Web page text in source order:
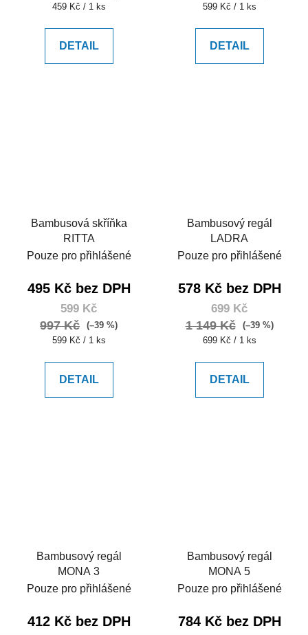
Měrná
459 Kč / 1 ks
DETAIL
Měrná
599 Kč / 1 ks
DETAIL
Bambusová skříňka
RITTA
Pouze pro přihlášené
495 Kč bez DPH
599 Kč
997 Kč
(–39 %)
Měrná
599 Kč / 1 ks
DETAIL
Bambusový regál
LADRA
Pouze pro přihlášené
578 Kč bez DPH
699 Kč
1 149 Kč
(–39 %)
Měrná
699 Kč / 1 ks
DETAIL
Bambusový regál
MONA 3
Pouze pro přihlášené
412 Kč bez DPH
Bambusový regál
MONA 5
Pouze pro přihlášené
784 Kč bez DPH